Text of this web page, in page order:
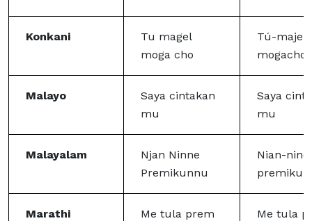
Konkani
Tu magel
moga cho
Tú-majel-
mogachoo
Malayo
Saya cintakan
mu
Saya
mu
Malayalam
Njan Ninne
Premikunnu
Nian-
Marathi
Me tula prem
Me tula